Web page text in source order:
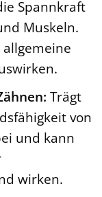
Spannkraft
Muskeln.
Trägt
von
und kann
wirken.